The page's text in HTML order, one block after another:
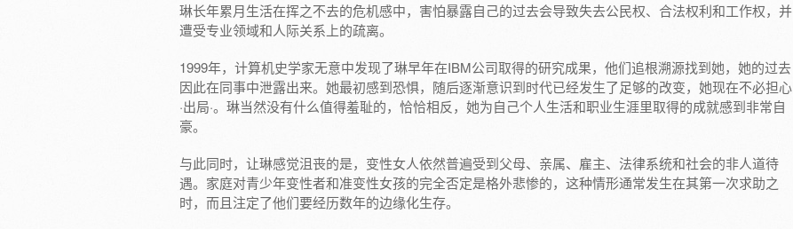
琳长年累月生活在挥之不去的危机感中，害怕暴露自己的过去会导致失去公民权、合法权利和工作权，并
遭受专业领域和人际关系上的疏离。
1999年，计算机史学家无意中发现了琳早年在IBM公司取得的研究成果，他们追根溯源找到她，她的过去
因此在同事中泄露出来。她最初感到恐惧，随后逐渐意识到时代已经发生了足够的改变，她现在不必担心
·出局·。琳当然没有什么值得羞耻的，恰恰相反，她为自己个人生活和职业生涯里取得的成就感到非常自
豪。
与此同时，让琳感觉沮丧的是，变性女人依然普遍受到父母、亲属、雇主、法律系统和社会的非人道待
遇。家庭对青少年变性者和准变性女孩的完全否定是格外悲惨的，这种情形通常发生在其第一次求助之
时，而且注定了他们要经历数年的边缘化生存。